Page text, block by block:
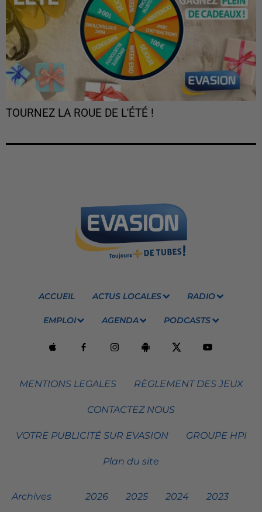
TOURNEZ LA ROUE DE L'ÉTÉ !
ACCUEIL ACTUS LOCALES RADIO
EMPLOI AGENDA PODCASTS
MENTIONS LEGALES RÈGLEMENT DES JEUX
CONTACTEZ NOUS
VOTRE PUBLICITÉ SUR EVASION GROUPE HPI
Plan du site
Archives 2026 2025 2024 2023